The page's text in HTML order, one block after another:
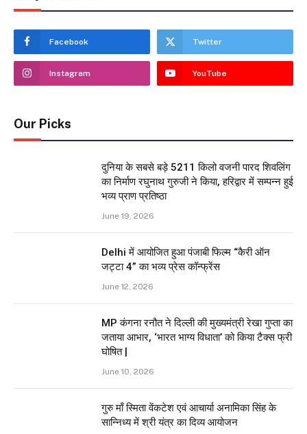
Facebook Twitter
Instagram YouTube
Our Picks
दुनिया के सबसे बड़े 5211 किलो वजनी पारद शिवलिंग
का निर्माण रघुनाथ गुरुजी ने किया, हरिद्वार में सम्पन्न हुई
भव्य प्राण प्रतिष्ठा
June 19, 2026
Delhi में आयोजित हुआ पंजाबी फिल्म “कैरी ऑन
जट्टा 4” का भव्य प्रेस कॉन्फ्रेंस
June 12, 2026
MP कंगना रनौत ने दिल्ली की मुख्यमंत्री रेखा गुप्ता का
जताया आभार, ‘भारत भाग्य विधाता’ को किया टैक्स फ्री
घोषित |
June 10, 2026
गुरु माँ स्मिता वेंकटेश एवं आचार्या अनामिका सिंह के
सान्निध्य में श्री यंत्र का दिव्य आयोजन